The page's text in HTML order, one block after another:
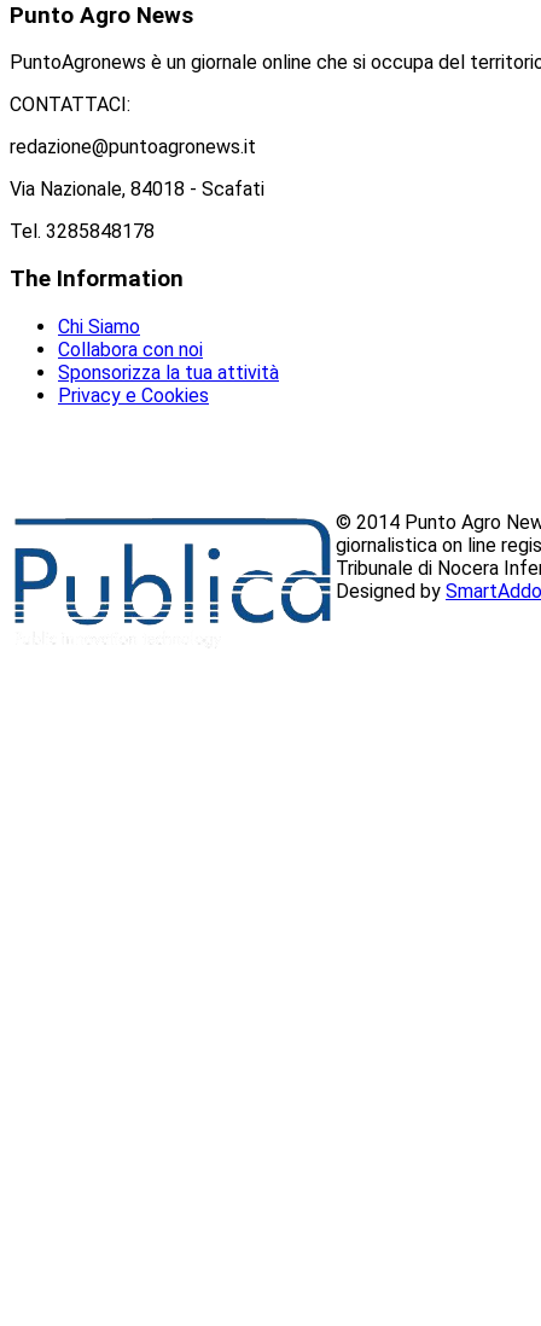
Punto Agro News
PuntoAgronews è un giornale online che si occupa del
CONTATTACI:
redazione@puntoagronews.it
Via Nazionale, 84018 - Scafati
Tel. 3285848178
The Information
Chi Siamo
Collabora con noi
Sponsorizza la tua attività
Privacy e Cookies
© 2014 Punto Agro
giornalistica on line
Tribunale di Nocera
Designed by